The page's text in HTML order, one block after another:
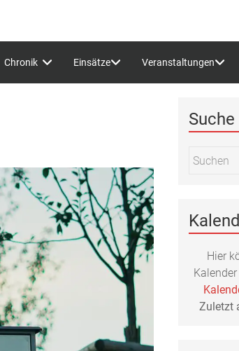
Chronik Einsätze Veranstaltungen
Suche
Hier
Zuletzt